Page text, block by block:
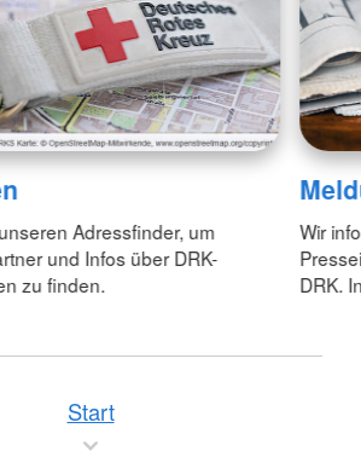
Adressfinder, um
und Infos über DRK-
zu finden.
Wir
DRK.
Start